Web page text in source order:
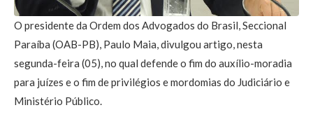
O presidente da Ordem dos Advogados do Brasil, Seccional
Paraíba (OAB-PB), Paulo Maia, divulgou artigo, nesta
segunda-feira (05), no qual defende o fim do auxílio-moradia
para juízes e o fim de privilégios e mordomias do Judiciário e
Ministério Público.